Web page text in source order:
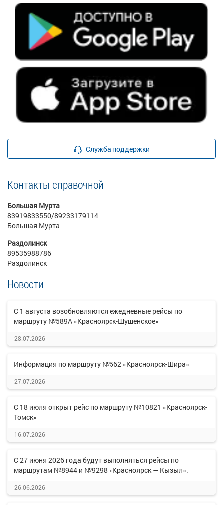
Служба поддержки
Контакты справочной
Большая Мурта
83919833550/89233179114
Большая Мурта
Раздолинск
89535988786
Раздолинск
Новости
С 1 августа возобновляются ежедневные рейсы по
маршруту №589А «Красноярск-Шушенское»
28.07.2026
Информация по маршруту №562 «Красноярск-Шира»
27.07.2026
С 18 июля открыт рейс по маршруту №10821 «Красноярск-
Томск»
16.07.2026
С 27 июня 2026 года будут выполняться рейсы по
маршрутам №8944 и №9298 «Красноярск — Кызыл».
26.06.2026